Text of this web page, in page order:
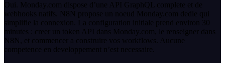
Oui. Monday.com dispose d’une API GraphQL complete et de
webhooks natifs. N8N propose un noeud Monday.com dedie qui
simplifie la connexion. La configuration initiale prend environ 30
minutes : creer un token API dans Monday.com, le renseigner dans
N8N, et commencer a construire vos workflows. Aucune
competence en developpement n’est necessaire.